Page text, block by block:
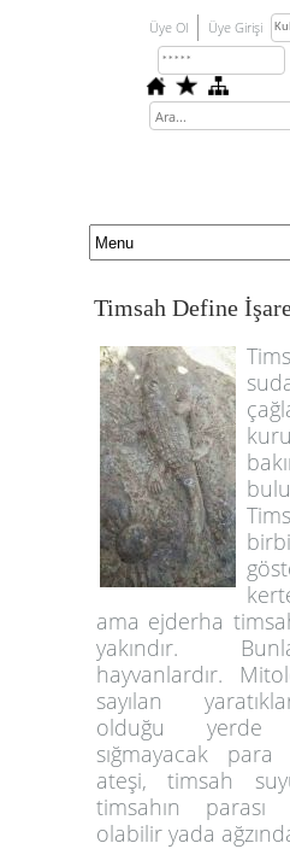
Üye Ol Üye Girişi
Timsah Define
ama ejderha
yakındır.
hayvanlardır.
sayılan
olduğu yerde
sığmayacak
ateşi, timsah
timsahın parası
olabilir yada